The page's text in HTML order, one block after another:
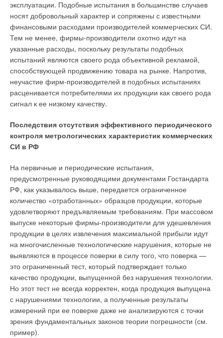
эксплуатации. Подобные испытания в большинстве случаев
носят добровольный характер и сопряжены с известными
финансовыми расходами производителей коммерческих СИ.
Тем не менее, фирмы-производители охотно идут на
указанные расходы, поскольку результаты подобных
испытаний являются своего рода объективной рекламой,
способствующей продвижению товара на рынке. Напротив,
неучастие фирм-производителей в подобных испытаниях
расценивается потребителями их продукции как своего рода
сигнал к ее низкому качеству.
Последствия отсутствия эффективного периодического
контроля метрологических характеристик коммерческих
СИ в РФ
На первичные и периодические испытания,
предусмотренные руководящими документами Гостандарта
РФ, как указывалось выше, передается ограниченное
количество «отработанных» образцов продукции, которые
удовлетворяют предъявляемым требованиям. При массовом
выпуске некоторые фирмы-производители для удешевления
продукции в целях извлечения максимальной прибыли идут
на многочисленные технологические нарушения, которые не
выявляются в процессе поверки в силу того, что поверка —
это ограниченный тест, который подтверждает только
качество продукции, выпущенной без нарушения технологии.
Но этот тест не всегда корректен, когда продукция выпущена
с нарушениями технологии, а полученные результаты
измерений при ее поверке даже не анализируются с точки
зрения фундаментальных законов теории погрешности (см.
пример).